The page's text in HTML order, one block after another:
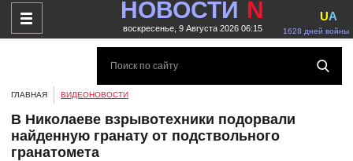
НОВОСТИ N
воскресенье, 9 Августа 2026 06:15 1628 дней войны
UA
ГЛАВНАЯ ВИДЕОНОВОСТИ
В Николаеве взрывотехники подорвали
найденную гранату от подствольного
гранатомета